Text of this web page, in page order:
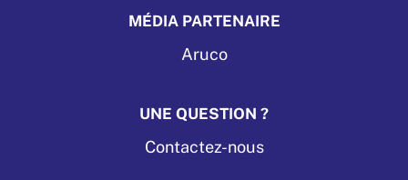
MÉDIA PARTENAIRE
Aruco
UNE QUESTION ?
Contactez-nous